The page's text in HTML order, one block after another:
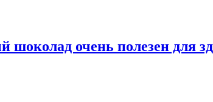
очень полезен для